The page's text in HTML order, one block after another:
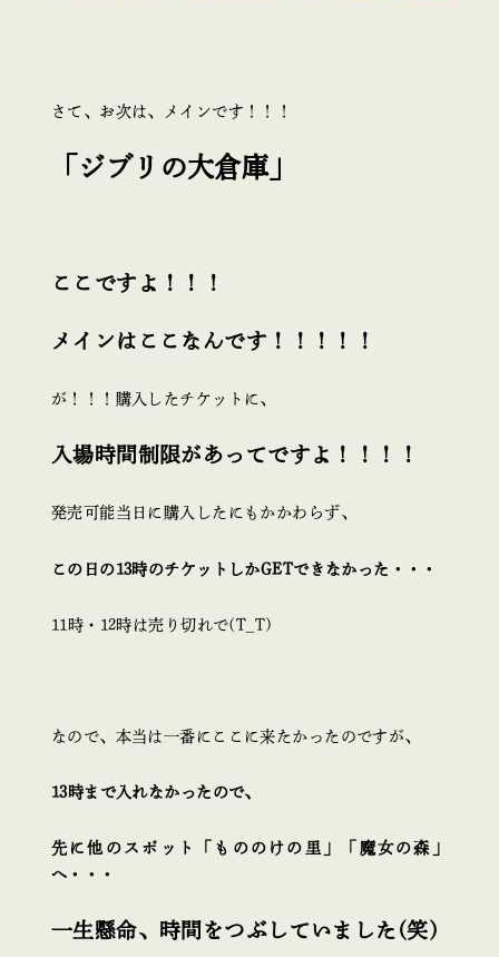
さて、お次は、メインです！！！
「ジブリの大倉庫」
ここですよ！！！
メインはここなんです！！！！！
が！！！購入したチケットに、
入場時間制限があってですよ！！！！
発売可能当日に購入したにもかかわらず、
この日の13時のチケットしかGETできなかった・・・
11時・12時は売り切れで(T_T)
なので、本当は一番にここに来たかったのですが、
13時まで入れなかったので、
先に他のスポット「もののけの里」「魔女の森」
へ・・・
一生懸命、時間をつぶしていました(笑)